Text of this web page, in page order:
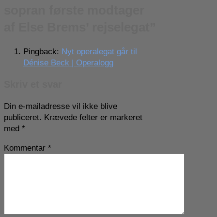
Pingback: Nyt operalegat går til
Dénise Beck | Operalogg
Din e-mailadresse vil ikke blive
publiceret. Krævede felter er markeret
med *
Kommentar *